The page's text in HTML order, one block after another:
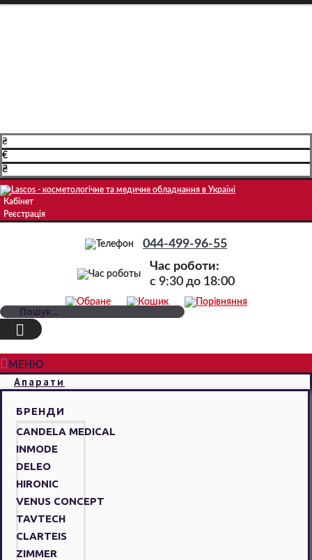
₴
€
₴
Кабінет
Реєстрація
044-499-96-55
Час роботи:
c 9:30 до 18:00
МЕНЮ
Апарати
БРЕНДИ
CANDELA MEDICAL
INMODE
DELEO
HIRONIC
VENUS CONCEPT
TAVTECH
CLARTEIS
ZIMMER